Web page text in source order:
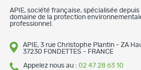
APIE, société française, spécialisée
domaine de la protection
professionnel.
APIE, 3 rue Christophe Plantin - ZA
37230 FONDETTES - FRANCE
Appelez nous au : 02 47 28 63 10